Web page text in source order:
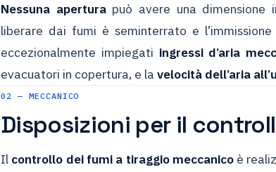
Nessuna aperturapuò avere una dimensione
liberare dai fumi è seminterrato e
eccezionalmente impiegati ingressi d’aria
evacuatori in copertura, e la velocità dell’aria
02 — MECCANICO
Disposizioni per il
Il controllo dei fumi a tiraggio meccanicoè